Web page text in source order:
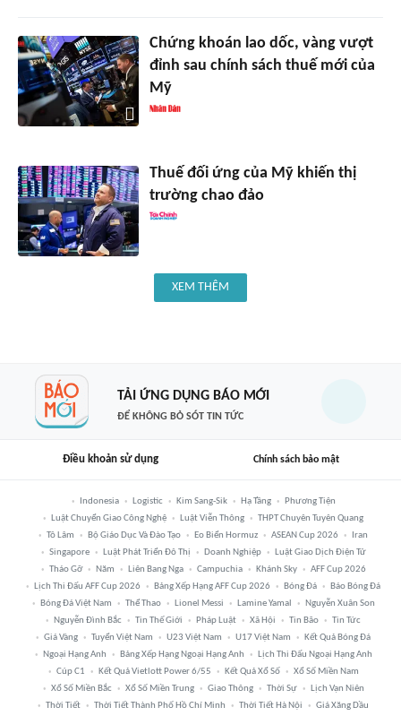
Chứng khoán lao dốc, vàng vượt
đỉnh sau chính sách thuế mới của
Mỹ
Thuế đối ứng của Mỹ khiến thị
trường chao đảo
XEM THÊM
TẢI ỨNG DỤNG BÁO MỚI
ĐỂ KHÔNG BỎ SÓT TIN TỨC
Điều khoản sử dụng Chính sách bảo mật
Indonesia Logistic Kim Sang-Sik Hạ Tầng
Phương Tiện
Luật Chuyển Giao Công Nghệ
Luật Viễn Thông
THPT Chuyên Tuyên Quang
Tô Lâm
Bộ Giáo Dục Và Đào Tạo Eo Biển Hormuz ASEAN Cup 2026
Iran
Singapore
Luật Phát Triển Đô Thị Doanh Nghiệp
Luật Giao Dịch Điện Tử
Tháo Gỡ
Năm Liên Bang Nga Campuchia Khánh Sky
AFF Cup 2026
Lịch Thi Đấu AFF Cup 2026
Bảng Xếp Hạng AFF Cup 2026 Bóng Đá
Báo Bóng Đá
Bóng Đá Việt Nam
Thể Thao Lionel Messi Lamine Yamal
Nguyễn Xuân Son
Nguyễn Đình Bắc
Tin Thế Giới Pháp Luật Xã Hội Tin Bão
Tin Tức
Giá Vàng
Tuyển Việt Nam U23 Việt Nam U17 Việt Nam
Kết Quả Bóng Đá
Ngoại Hạng Anh
Bảng Xếp Hạng Ngoại Hạng Anh
Lịch Thi Đấu Ngoại Hạng Anh
Cúp C1
Kết Quả Vietlott Power 6/55 Kết Quả Xổ Số
Xổ Số Miền Nam
Xổ Số Miền Bắc
Xổ Số Miền Trung Giao Thông Thời Sự
Lịch Vạn Niên
Thời Tiết
Thời Tiết Thành Phố Hồ Chí Minh Thời Tiết Hà Nội Giá Xăng Dầu